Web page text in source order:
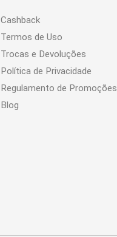
Cashback
Termos de Uso
Trocas e Devoluções
Política de Privacidade
Regulamento de Promoções
Blog